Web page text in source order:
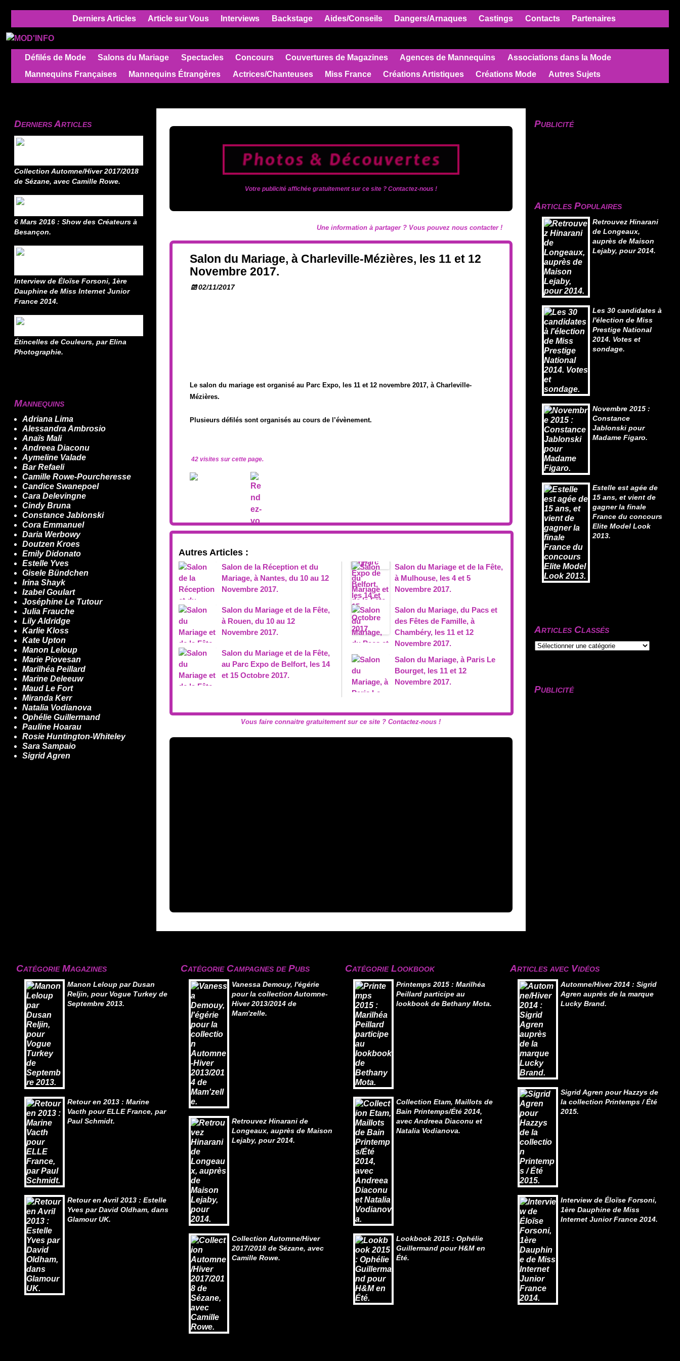
Derniers Articles Article sur Vous Interviews Backstage Aides/Conseils Dangers/Arnaques Castings Contacts Partenaires
Défilés de Mode Salons du Mariage Spectacles Concours Couvertures de Magazines Agences de Mannequins
Associations dans la Mode
Mannequins Françaises
Mannequins Étrangères Actrices/Chanteuses Miss France Créations Artistiques Créations Mode Autres Sujets
Votre publicité affichée gratuitement sur ce site ? Contactez-nous !
Une information à partager ? Vous pouvez nous contacter !
Salon du Mariage, à Charleville-Mézières, les 11 et 12
Novembre 2017.
02/11/2017
Le salon du mariage est organisé au Parc Expo, les 11 et 12 novembre 2017, à Charleville-
Mézières.
Plusieurs défilés sont organisés au cours de l’évènement.
42 visites sur cette page.
Autres Articles :
Salon de la Réception et du
Mariage, à Nantes, du 10 au 12
Novembre 2017.
Salon du Mariage et de la Fête,
à Rouen, du 10 au 12
Novembre 2017.
Salon du Mariage et de la Fête,
au Parc Expo de Belfort, les 14
et 15 Octobre 2017.
Salon du Mariage et de la Fête,
à Mulhouse, les 4 et 5
Novembre 2017.
Salon du Mariage, du Pacs et
des Fêtes de Famille, à
Chambéry, les 11 et 12
Novembre 2017.
Salon du Mariage, à Paris Le
Bourget, les 11 et 12
Novembre 2017.
Vous faire connaitre gratuitement sur ce site ? Contactez-nous !
Derniers Articles
Collection Automne/Hiver 2017/2018
de Sézane, avec Camille Rowe.
6 Mars 2016 : Show des Créateurs à
Besançon.
Interview de Éloïse Forsoni, 1ère
Dauphine de Miss Internet Junior
France 2014.
Étincelles de Couleurs, par Elina
Photographie.
Mannequins
Adriana Lima
Alessandra Ambrosio
Anaïs Mali
Andreea Diaconu
Aymeline Valade
Bar Refaeli
Camille Rowe-Pourcheresse
Candice Swanepoel
Cara Delevingne
Cindy Bruna
Constance Jablonski
Cora Emmanuel
Daria Werbowy
Doutzen Kroes
Emily Didonato
Estelle Yves
Gisele Bündchen
Irina Shayk
Izabel Goulart
Joséphine Le Tutour
Julia Frauche
Lily Aldridge
Karlie Kloss
Kate Upton
Manon Leloup
Marie Piovesan
Marilhéa Peillard
Marine Deleeuw
Maud Le Fort
Miranda Kerr
Natalia Vodianova
Ophélie Guillermand
Pauline Hoarau
Rosie Huntington-Whiteley
Sara Sampaio
Sigrid Agren
Publicité
Articles Populaires
Retrouvez Hinarani
de Longeaux,
auprès de Maison
Lejaby, pour 2014.
Les 30 candidates à
l'élection de Miss
Prestige National
2014. Votes et
sondage.
Novembre 2015 :
Constance
Jablonski pour
Madame Figaro.
Estelle est agée de
15 ans, et vient de
gagner la finale
France du concours
Elite Model Look
2013.
Articles Classés
Publicité
Catégorie Magazines
Manon Leloup par Dusan
Reljin, pour Vogue Turkey de
Septembre 2013.
Retour en 2013 : Marine
Vacth pour ELLE France, par
Paul Schmidt.
Retour en Avril 2013 : Estelle
Yves par David Oldham, dans
Glamour UK.
Catégorie Campagnes de Pubs
Vanessa Demouy, l'égérie
pour la collection Automne-
Hiver 2013/2014 de
Mam'zelle.
Retrouvez Hinarani de
Longeaux, auprès de Maison
Lejaby, pour 2014.
Collection Automne/Hiver
2017/2018 de Sézane, avec
Camille Rowe.
Catégorie Lookbook
Printemps 2015 : Marilhéa
Peillard participe au
lookbook de Bethany Mota.
Collection Etam, Maillots de
Bain Printemps/Été 2014,
avec Andreea Diaconu et
Natalia Vodianova.
Lookbook 2015 : Ophélie
Guillermand pour H&M en
Été.
Articles avec Vidéos
Automne/Hiver 2014 : Sigrid
Agren auprès de la marque
Lucky Brand.
Sigrid Agren pour Hazzys de
la collection Printemps / Été
2015.
Interview de Éloïse Forsoni,
1ère Dauphine de Miss
Internet Junior France 2014.